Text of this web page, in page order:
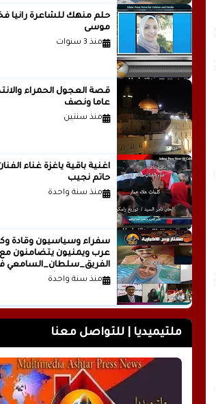
حلم منهك للشاعرة
موسى
منذ 3 سنوات
قصة العجول الحمراء
عاما ونصف
منذ سنتين
اغنية باقية ياغزة غناء
حاتم نجيب
منذ سنة واحدة
سفراء وسياسيون وقادة
عرب ويمنيون يتضامنون مع
الفريق_سلطان_السامعي
وجه حملة التشويه.. تقرير
منذ سنة واحدة
ملتيميديا | للتواصل معنا